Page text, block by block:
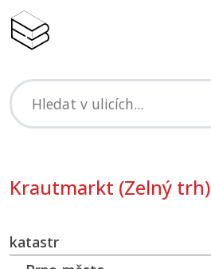
Krautmarkt (Zelný trh)
katastr